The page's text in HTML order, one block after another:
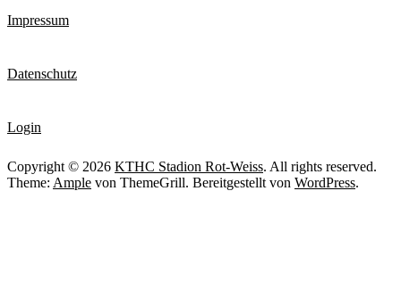
Impressum
Datenschutz
Login
Copyright © 2026 KTHC Stadion Rot-Weiss. All rights reserved.
Theme: Ample von ThemeGrill. Bereitgestellt von WordPress.